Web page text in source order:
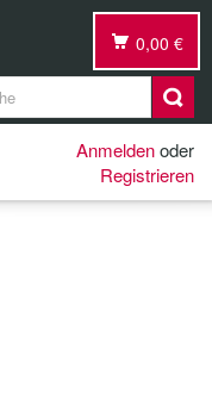
0,00 €
Anmeldenoder
Registrieren